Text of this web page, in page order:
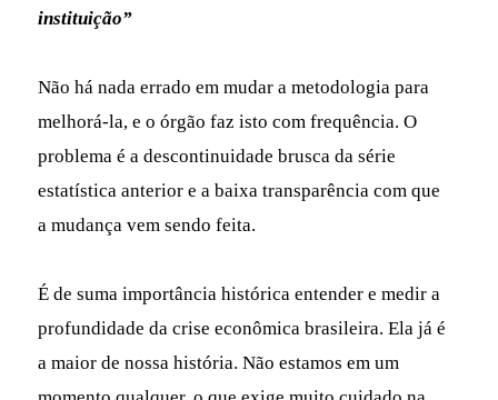
instituição”
Não há nada errado em mudar a metodologia para
melhorá-la, e o órgão faz isto com frequência. O
problema é a descontinuidade brusca da série
estatística anterior e a baixa transparência com que
a mudança vem sendo feita.
É de suma importância histórica entender e medir a
profundidade da crise econômica brasileira. Ela já é
a maior de nossa história. Não estamos em um